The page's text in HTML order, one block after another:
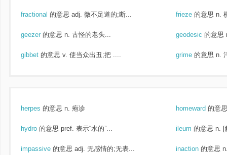
fractional 的意思 adj. 微不足道的;断... frieze 的意思 n.
geezer 的意思 n. 古怪的老头... geodesic 的意思
gibbet 的意思 v. 使当众出丑;把 .... grime 的意思 n.
herpes 的意思 n. 疱诊 homeward 的意思
hydro 的意思 pref. 表示“水的”... ileum 的意思 n. [
impassive 的意思 adj. 无感情的;无表... inaction 的意思